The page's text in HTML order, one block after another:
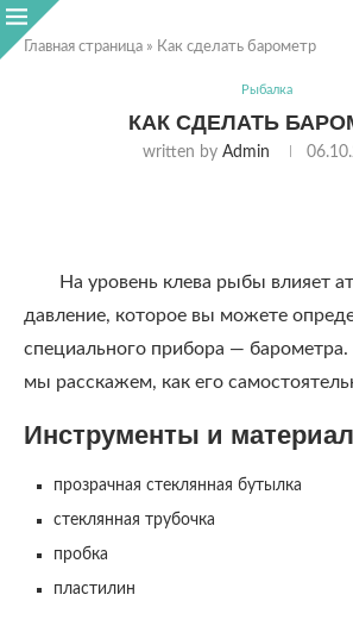
Главная страница » Как сделать барометр
Рыбалка
КАК СДЕЛАТЬ
written by Admin
На уровень клева рыбы влияет
давление, которое вы можете
специального прибора — барометра.
мы расскажем, как его
Инструменты и
прозрачная стеклянная бутылка
стеклянная трубочка
пробка
пластилин